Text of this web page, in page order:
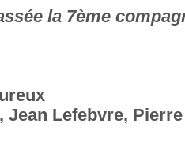
la 7ème
Jean Lefebvre,